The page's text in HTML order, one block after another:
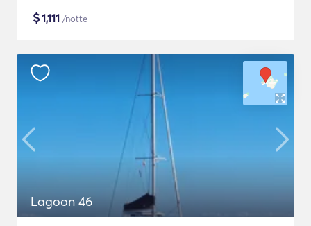
$1,111 /notte
Lagoon 46